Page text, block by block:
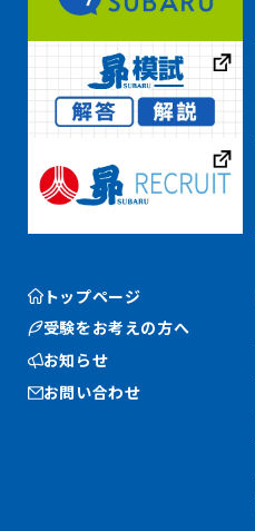
トップページ
受験をお考えの方へ
お知らせ
お問い合わせ